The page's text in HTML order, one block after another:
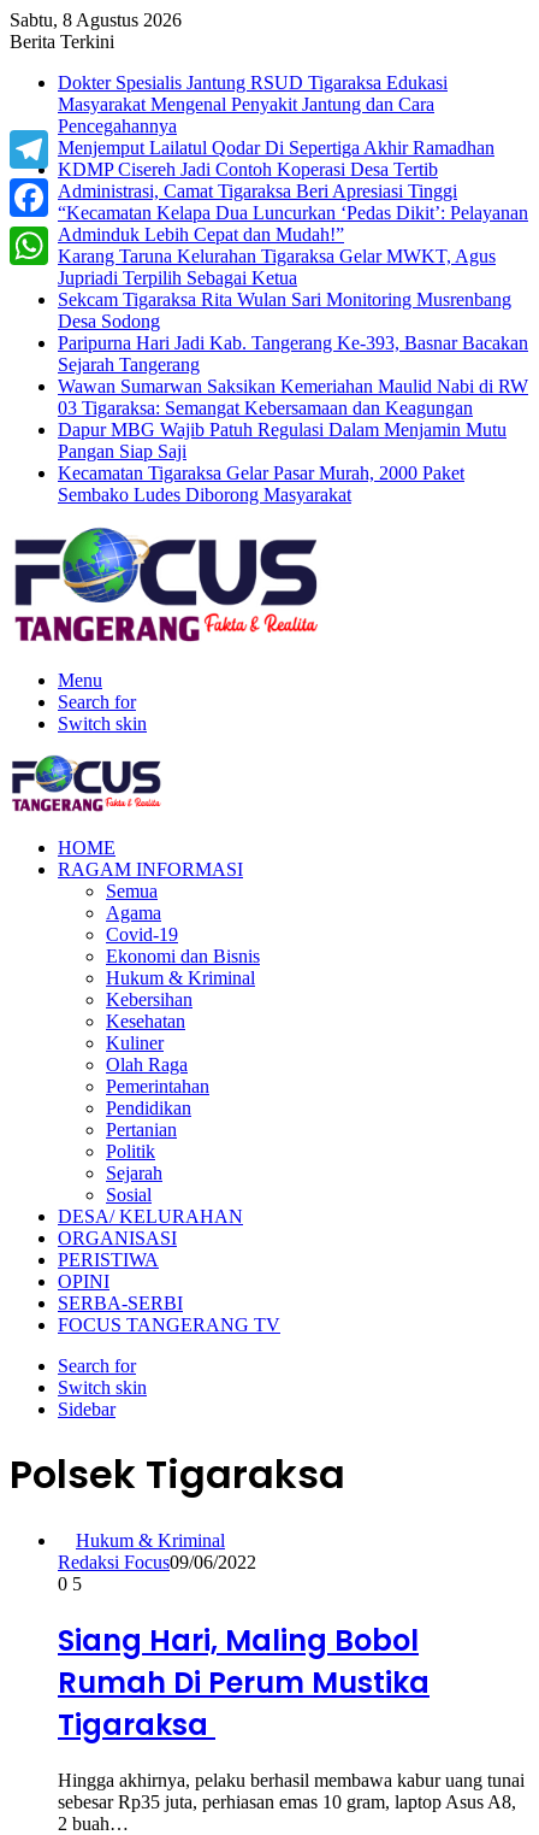
Sabtu, 8 Agustus 2026
Berita Terkini
Dokter Spesialis Jantung RSUD Tigaraksa Edukasi
Masyarakat Mengenal Penyakit Jantung dan Cara
Pencegahannya
Menjemput Lailatul Qodar Di Sepertiga Akhir Ramadhan
KDMP Cisereh Jadi Contoh Koperasi Desa Tertib
Administrasi, Camat Tigaraksa Beri Apresiasi Tinggi
“Kecamatan Kelapa Dua Luncurkan ‘Pedas Dikit’: Pelayanan
Adminduk Lebih Cepat dan Mudah!”
Karang Taruna Kelurahan Tigaraksa Gelar MWKT, Agus
Jupriadi Terpilih Sebagai Ketua
Sekcam Tigaraksa Rita Wulan Sari Monitoring Musrenbang
Desa Sodong
Paripurna Hari Jadi Kab. Tangerang Ke-393, Basnar Bacakan
Sejarah Tangerang
Wawan Sumarwan Saksikan Kemeriahan Maulid Nabi di RW
03 Tigaraksa: Semangat Kebersamaan dan Keagungan
Dapur MBG Wajib Patuh Regulasi Dalam Menjamin Mutu
Pangan Siap Saji
Kecamatan Tigaraksa Gelar Pasar Murah, 2000 Paket
Sembako Ludes Diborong Masyarakat
Menu
Search for
Switch skin
HOME
RAGAM INFORMASI
Semua
Agama
Covid-19
Ekonomi dan Bisnis
Hukum & Kriminal
Kebersihan
Kesehatan
Kuliner
Olah Raga
Pemerintahan
Pendidikan
Pertanian
Politik
Sejarah
Sosial
DESA/ KELURAHAN
ORGANISASI
PERISTIWA
OPINI
SERBA-SERBI
FOCUS TANGERANG TV
Search for
Switch skin
Sidebar
Polsek Tigaraksa
Hukum & Kriminal
Redaksi Focus09/06/2022
0 5
Siang Hari, Maling Bobol
Rumah Di Perum Mustika
Tigaraksa
Hingga akhirnya, pelaku berhasil membawa kabur uang tunai
sebesar Rp35 juta, perhiasan emas 10 gram, laptop Asus A8,
2 buah…
Telegram
Facebook
WhatsApp